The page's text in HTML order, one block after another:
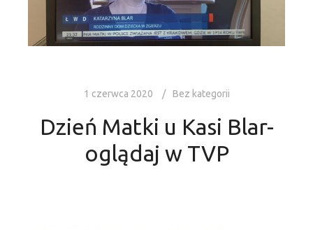
1 czerwca 2020 Bez kategorii
Dzień Matki u Kasi Blar-
oglądaj w TVP